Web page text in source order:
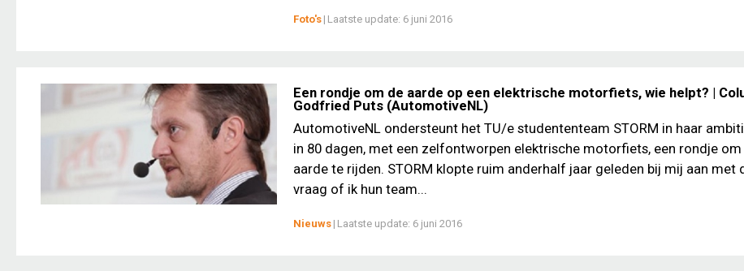
Foto's | Laatste update: 6 juni 2016
Een rondje om de aarde op een elektrische motorfiets, wie helpt? |
Godfried Puts (AutomotiveNL)
AutomotiveNL ondersteunt het TU/e studententeam STORM in haar
in 80 dagen, met een zelfontworpen elektrische motorfiets, een rondje
aarde te rijden. STORM klopte ruim anderhalf jaar geleden bij mij aan met
vraag of ik hun team...
Nieuws | Laatste update: 6 juni 2016